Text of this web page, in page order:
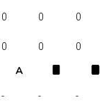
0 0 0
0 0 0
A
- - -